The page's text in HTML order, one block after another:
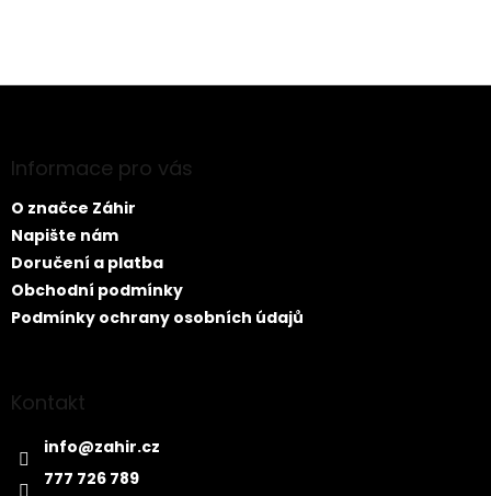
Z
aInformace pro vás
O značce Záhir
Napište nám
Doručení a platba
Obchodní podmínky
Podmínky ochrany osobních údajů
Kontakt
info@zahir.cz
777 726 789